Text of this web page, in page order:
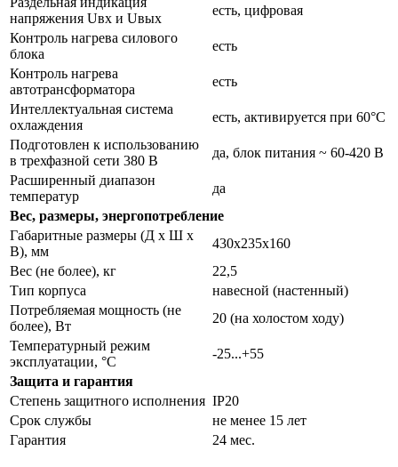
напряжения Uвх и Uвых
есть, цифровая
Контроль нагрева силового
блока
есть
Контроль нагрева
автотрансформатора
есть
Интеллектуальная система
охлаждения
есть, активируется при 60°С
Подготовлен к использованию
в трехфазной сети 380 В
да, блок питания ~ 60-420 В
Расширенный диапазон
температур
да
Вес, размеры, энергопотребление
Габаритные размеры (Д х Ш х
В), мм
430х235х160
Вес (не более), кг
22,5
Тип корпуса
навесной (настенный)
Потребляемая мощность (не
более), Вт
20 (на холостом ходу)
Температурный режим
эксплуатации, °С
-25...+55
Защита и гарантия
Степень защитного исполнения IP20
Срок службы
не менее 15 лет
Гарантия
24 мес.